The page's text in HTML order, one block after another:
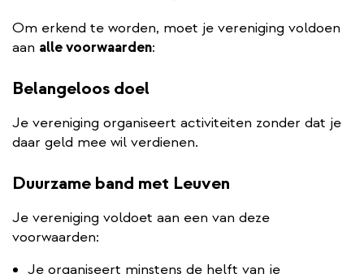
Om erkend te worden, moet je vereniging voldoen
aan alle voorwaarden:
Belangeloos doel
Je vereniging organiseert activiteiten zonder dat je
daar geld mee wil verdienen.
Duurzame band met Leuven
Je vereniging voldoet aan een van deze
voorwaarden:
Je organiseert minstens de helft van je